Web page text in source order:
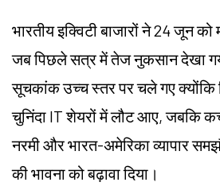
भारतीय इक्विटी बाजारों ने 24 जून
जब पिछले सत्र में तेज नुकसान देखा
सूचकांक उच्च स्तर पर चले गए
चुनिंदा IT शेयरों में लौट आए, जबकि
नरमी और भारत-अमेरिका व्यापार
की भावना को बढ़ावा दिया।